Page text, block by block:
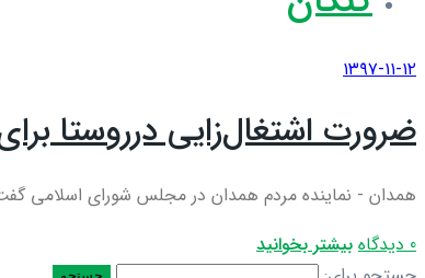
۱۳۹۷-۱۱-۱۲
ضرورت اشتغال‌زایی درروستا
همدان - نماینده مردم همدان در مجلس شورای اسلامی
0 دیدگاه
بیشتر بخوانید